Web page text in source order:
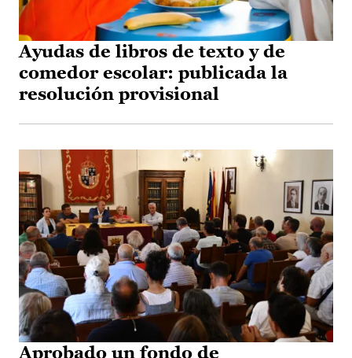
Ayudas de libros de texto y de
comedor escolar: publicada la
resolución provisional
Aprobado un fondo de